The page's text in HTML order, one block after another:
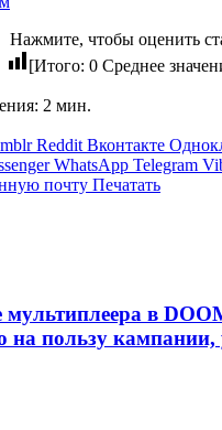
Нажмите, чтобы оценить
[Итого: 0 Среднее
2 мин.
Reddit Вконтакте
WhatsApp Telegram
почту Печатать
мультиплеера в
на пользу кампании,